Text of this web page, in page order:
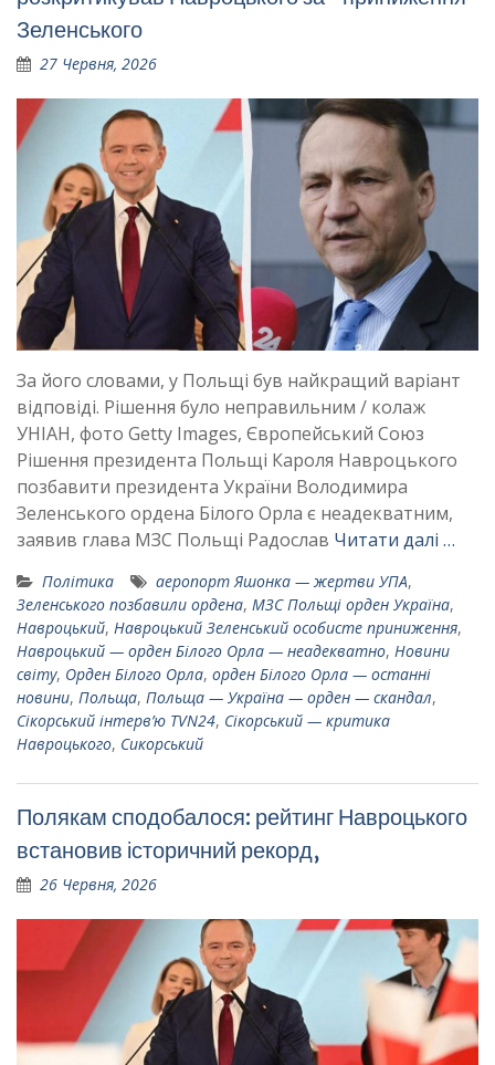
Зеленського
27 Червня, 2026
За його словами, у Польщі був найкращий варіант
відповіді. Рішення було неправильним / колаж
УНІАН, фото Getty Images, Європейський Союз
Рішення президента Польщі Кароля Навроцького
позбавити президента України Володимира
Зеленського ордена Білого Орла є неадекватним,
заявив глава МЗС Польщі Радослав Читати далі …
Політика аеропорт Яшонка — жертви УПА,
Зеленського позбавили ордена, МЗС Польщі орден Україна,
Навроцький, Навроцький Зеленський особисте приниження,
Навроцький — орден Білого Орла — неадекватно, Новини
світу, Орден Білого Орла, орден Білого Орла — останні
новини, Польща, Польща — Україна — орден — скандал,
Сікорський інтерв’ю TVN24, Сікорський — критика
Навроцького, Сикорський
Полякам сподобалося: рейтинг Навроцького
встановив історичний рекорд,
26 Червня, 2026